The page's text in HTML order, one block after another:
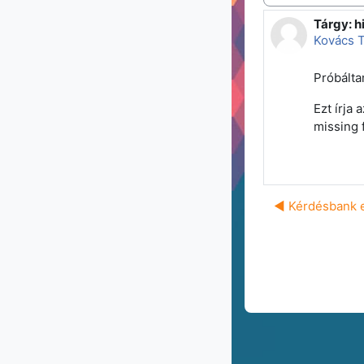
Tárgy:
Kovács
Ezt írja
missing
◀︎ Kérdésbank